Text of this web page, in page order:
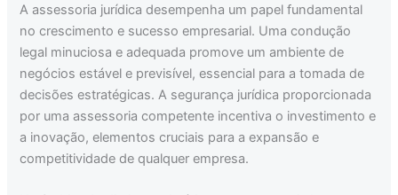
A assessoria jurídica desempenha um papel fundamental
no crescimento e sucesso empresarial. Uma condução
legal minuciosa e adequada promove um ambiente de
negócios estável e previsível, essencial para a tomada de
decisões estratégicas. A segurança jurídica proporcionada
por uma assessoria competente incentiva o investimento e
a inovação, elementos cruciais para a expansão e
competitividade de qualquer empresa.